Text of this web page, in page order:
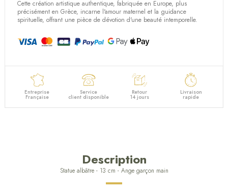
Cette création artistique authentique, fabriquée en Europe, plus
précisément en Grèce, incarne l'amour maternel et la guidance
spirituelle, offrant une pièce de dévotion d'une beauté intemporelle.
Entreprise
Française
Service
client disponible
Retour
14 jours
Livraison
rapide
Description
Statue albâtre - 13 cm - Ange garçon main